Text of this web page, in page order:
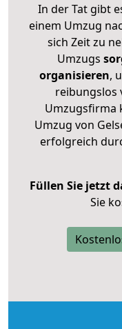
In der Tat gibt
einem Umzug
sich Zeit zu
Umzugs
organisieren,
reibungslos
Umzugsfirma
Umzug von
erfolgreich
Füllen Sie jetzt
Sie